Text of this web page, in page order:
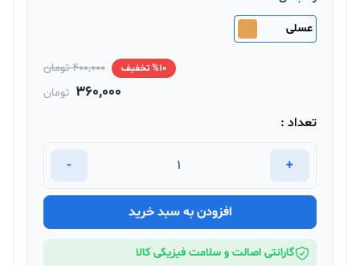
عسلی
%10 تخفیف 400,000 تومان
360,000 تومان
تعداد :
+
-
افزودن به سبد خرید
گارانتی اصالت و سلامت فیزیکی کالا